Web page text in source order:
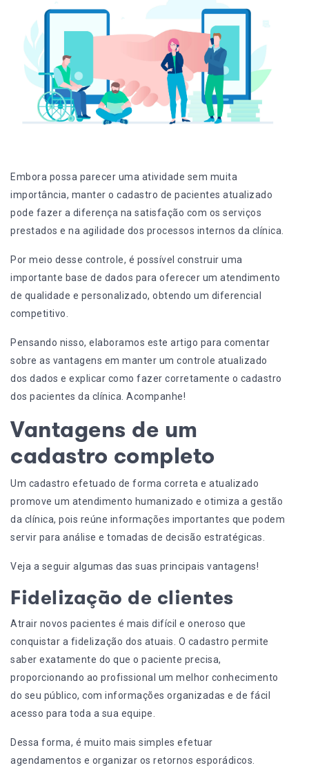
Embora possa parecer uma atividade sem muita
importância, manter o cadastro de pacientes atualizado
pode fazer a diferença na satisfação com os serviços
prestados e na agilidade dos processos internos da clínica.
Por meio desse controle, é possível construir uma
importante base de dados para oferecer um atendimento
de qualidade e personalizado, obtendo um diferencial
competitivo.
Pensando nisso, elaboramos este artigo para comentar
sobre as vantagens em manter um controle atualizado
dos dados e explicar como fazer corretamente o cadastro
dos pacientes da clínica. Acompanhe!
Vantagens de um
cadastro completo
Um cadastro efetuado de forma correta e atualizado
promove um atendimento humanizado e otimiza a gestão
da clínica, pois reúne informações importantes que podem
servir para análise e tomadas de decisão estratégicas.
Veja a seguir algumas das suas principais vantagens!
Fidelização de clientes
Atrair novos pacientes é mais difícil e oneroso que
conquistar a fidelização dos atuais. O cadastro permite
saber exatamente do que o paciente precisa,
proporcionando ao profissional um melhor conhecimento
do seu público, com informações organizadas e de fácil
acesso para toda a sua equipe.
Dessa forma, é muito mais simples efetuar
agendamentos e organizar os retornos esporádicos.